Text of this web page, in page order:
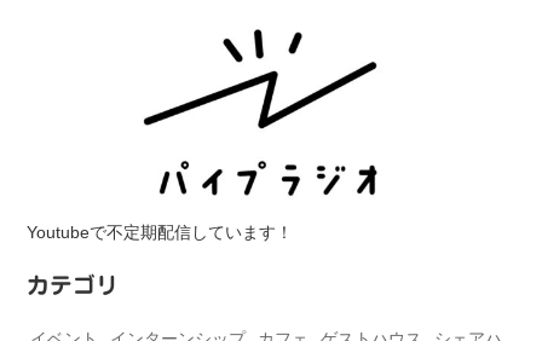
Youtubeで不定期配信しています！
カテゴリ